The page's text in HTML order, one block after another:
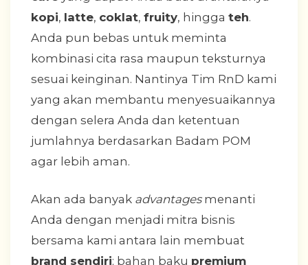
kopi, latte, coklat, fruity, hingga teh.
Anda pun bebas untuk meminta
kombinasi cita rasa maupun teksturnya
sesuai keinginan. Nantinya Tim RnD kami
yang akan membantu menyesuaikannya
dengan selera Anda dan ketentuan
jumlahnya berdasarkan Badam POM
agar lebih aman.
Akan ada banyak advantagesmenanti
Anda dengan menjadi mitra bisnis
bersama kami antara lain membuat
brand sendiri; bahan baku premium